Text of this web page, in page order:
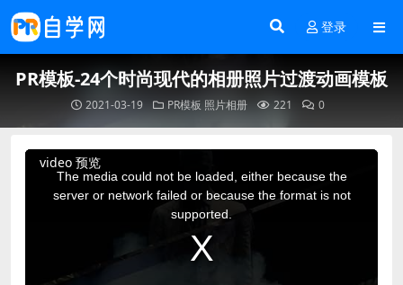
登录
PR模板-24个时尚现代的相册照片过渡动画模板
2021-03-19 PR模板 照片相册 221 0
video 预览
This
The media could not be loaded, either because the
server or network failed or because the format is not
supported.